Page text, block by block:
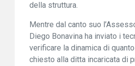
della struttura.
Mentre dal canto suo
Diego Bonavina ha inviato i
verificare la dinamica di
chiesto alla ditta incaricata di